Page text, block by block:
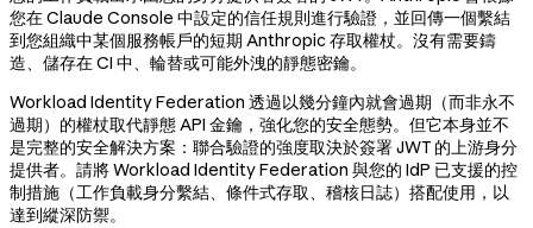
您在 Claude Console 中設定的信任規則進行驗證，並回傳一個繫結
到您組織中某個服務帳戶的短期 Anthropic 存取權杖。沒有需要鑄
造、儲存在 CI 中、輪替或可能外洩的靜態密鑰。
Workload Identity Federation 透過以幾分鐘內就會過期（而非永不
過期）的權杖取代靜態 API 金鑰，強化您的安全態勢。但它本身並不
是完整的安全解決方案：聯合驗證的強度取決於簽署 JWT 的上游身分
提供者。請將 Workload Identity Federation 與您的 IdP 已支援的控
制措施（工作負載身分繫結、條件式存取、稽核日誌）搭配使用，以
達到縱深防禦。